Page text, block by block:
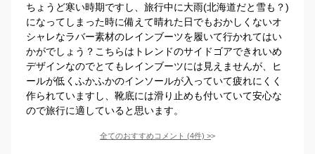
ちょうど寒い時期ですし、旅行中に大雨(北海道だと雪も？)
になってしまった時に備えて晴れた日でもおかしくないオ
シャレなラバー素材のレインブーツを履いて行かれてはい
かがでしょう？こちらはトレンドのサイドゴアできれいめ
デザインなのでとてもレインブーツには見えませんが、ヒ
ールが低くふかふかのインソールが入っていて疲れにくく
作られていますし、靴底には滑り止めも付いていて安心な
ので旅行に適していると思います。
全てのおすすめコメント (4件) >